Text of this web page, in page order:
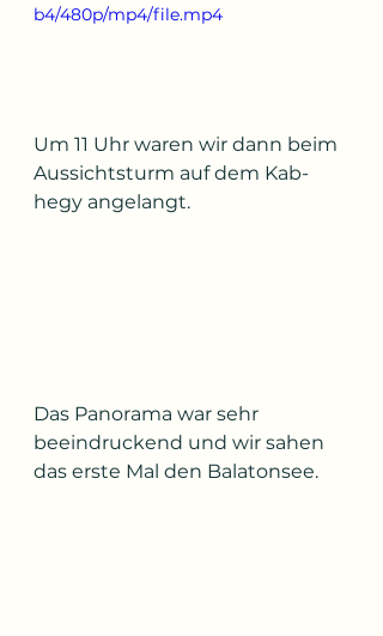
b4/480p/mp4/file.mp4
Um 11 Uhr waren wir dann beim
Aussichtsturm auf dem Kab-
hegy angelangt.
Das Panorama war sehr
beeindruckend und wir sahen
das erste Mal den Balatonsee.